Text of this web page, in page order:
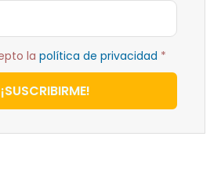
la política de privacidad *
¡SUSCRIBIRME!